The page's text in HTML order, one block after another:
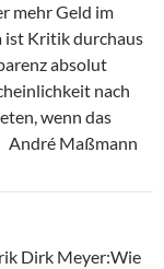
mehr Geld im
ist Kritik durchaus
absolut
nach
wenn das
André Maßmann
Dirk Meyer:Wie